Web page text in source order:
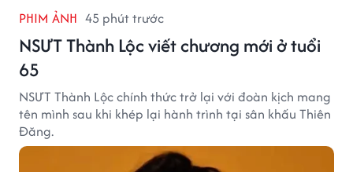
PHIM ẢNH 45 phút trước
NSƯT Thành Lộc viết chương mới ở tuổi
65
NSƯT Thành Lộc chính thức trở lại với đoàn kịch mang
tên mình sau khi khép lại hành trình tại sân khấu Thiên
Đăng.